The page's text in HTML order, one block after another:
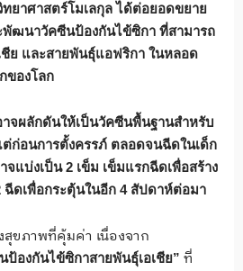
ยาศาสตร์โมเลกุล ได้ต่อยอดขยาย
ฒนาวัคซีนป้องกันไข้ซิกา ที่สามารถ
ชีย และสายพันธุ์แอฟริกา ในหลอด
ของโลก
าจผลักดันให้เป็นวัคซีนพื้นฐานสำหรับ
ก่อนการตั้งครรภ์ ตลอดจนฉีดในเด็ก
แบ่งเป็น 2 เข็ม เข็มแรกฉีดเพื่อสร้าง
ดเพื่อกระตุ้นในอีก 4 สัปดาห์ต่อมา
สุขภาพที่คุ้มค่า เนื่องจาก
ป้องกันไข้ซิกาสายพันธุ์เอเชีย” ที่